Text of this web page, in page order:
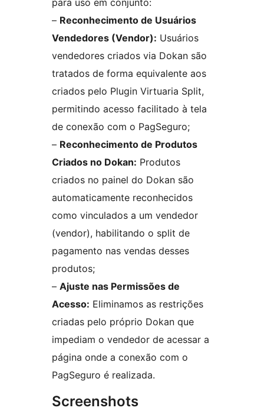
para uso em conjunto:
– Reconhecimento de Usuários
Vendedores (Vendor): Usuários
vendedores criados via Dokan são
tratados de forma equivalente aos
criados pelo Plugin Virtuaria Split,
permitindo acesso facilitado à tela
de conexão com o PagSeguro;
– Reconhecimento de Produtos
Criados no Dokan: Produtos
criados no painel do Dokan são
automaticamente reconhecidos
como vinculados a um vendedor
(vendor), habilitando o split de
pagamento nas vendas desses
produtos;
– Ajuste nas Permissões de
Acesso: Eliminamos as restrições
criadas pelo próprio Dokan que
impediam o vendedor de acessar a
página onde a conexão com o
PagSeguro é realizada.
Screenshots